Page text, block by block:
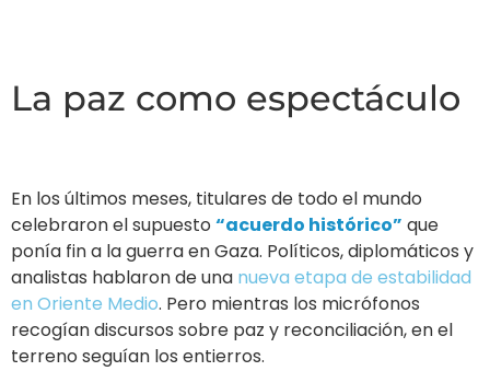
La paz como espectáculo
En los últimos meses, titulares de todo el mundo
celebraron el supuesto “acuerdo histórico” que
ponía fin a la guerra en Gaza. Políticos, diplomáticos y
analistas hablaron de una nueva etapa de estabilidad
en Oriente Medio. Pero mientras los micrófonos
recogían discursos sobre paz y reconciliación, en el
terreno seguían los entierros.